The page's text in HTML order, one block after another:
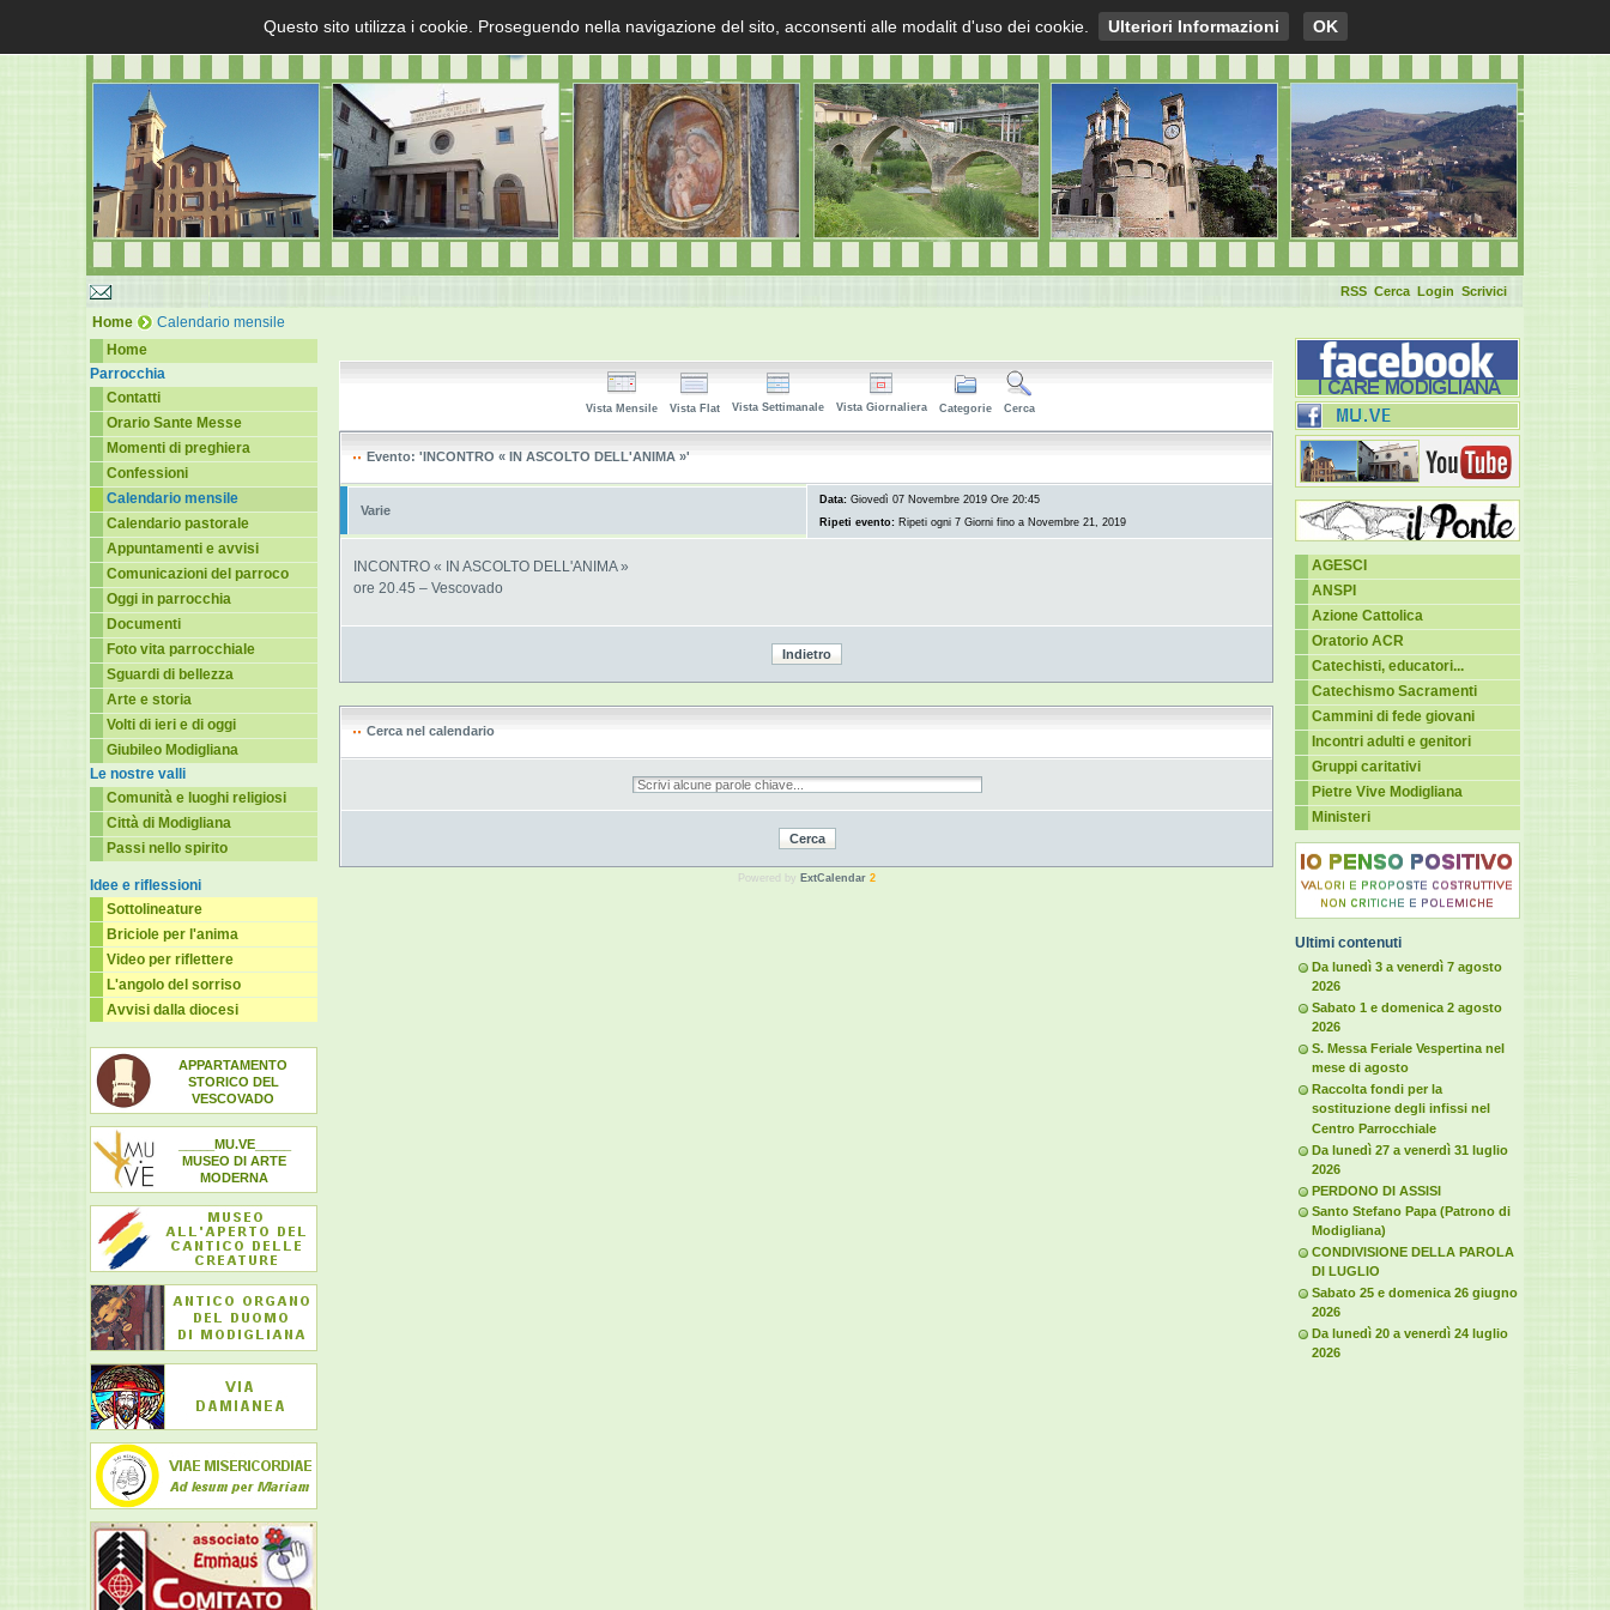
Scrivici
Login
Cerca
RSS
Home
Calendario mensile
Home
Parrocchia
Contatti
Orario Sante Messe
Momenti di preghiera
Confessioni
Calendario mensile
Calendario pastorale
Appuntamenti e avvisi
Comunicazioni del parroco
Oggi in parrocchia
Documenti
Foto vita parrocchiale
Sguardi di bellezza
Arte e storia
Volti di ieri e di oggi
Giubileo Modigliana
Le nostre valli
Comunità e luoghi religiosi
Città di Modigliana
Passi nello spirito
Idee e riflessioni
Sottolineature
Briciole per l'anima
Video per riflettere
L'angolo del sorriso
Avvisi dalla diocesi
APPARTAMENTO
STORICO DEL
VESCOVADO
_____MU.VE_____
MUSEO DI ARTE
MODERNA
Vista Mensile Vista Flat Vista Settimanale Vista Giornaliera Categorie Cerca
Evento: 'INCONTRO « IN ASCOLTO DELL'ANIMA »'
Varie
Data: Giovedì 07 Novembre 2019 Ore 20:45
Ripeti evento: Ripeti ogni 7 Giorni fino a Novembre 21, 2019
INCONTRO « IN ASCOLTO DELL'ANIMA »
ore 20.45 – Vescovado
Cerca nel calendario
Powered by ExtCalendar 2
AGESCI
ANSPI
Azione Cattolica
Oratorio ACR
Catechisti, educatori...
Catechismo Sacramenti
Cammini di fede giovani
Incontri adulti e genitori
Gruppi caritativi
Pietre Vive Modigliana
Ministeri
Ultimi contenuti
Da lunedì 3 a venerdì 7 agosto
2026
Sabato 1 e domenica 2 agosto
2026
S. Messa Feriale Vespertina nel
mese di agosto
Raccolta fondi per la
sostituzione degli infissi nel
Centro Parrocchiale
Da lunedì 27 a venerdì 31 luglio
2026
PERDONO DI ASSISI
Santo Stefano Papa (Patrono di
Modigliana)
CONDIVISIONE DELLA PAROLA
DI LUGLIO
Sabato 25 e domenica 26 giugno
2026
Da lunedì 20 a venerdì 24 luglio
2026
Questo sito utilizza i cookie. Proseguendo nella navigazione del sito, acconsenti alle modalit d'uso dei cookie. Ulteriori Informazioni OK